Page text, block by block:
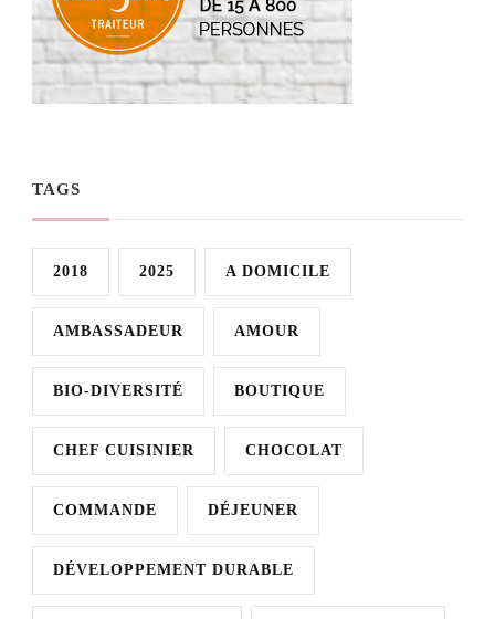
TAGS
2018 2025 A DOMICILE
AMBASSADEUR AMOUR
BIO-DIVERSITÉ BOUTIQUE
CHEF CUISINIER CHOCOLAT
COMMANDE DÉJEUNER
DÉVELOPPEMENT DURABLE